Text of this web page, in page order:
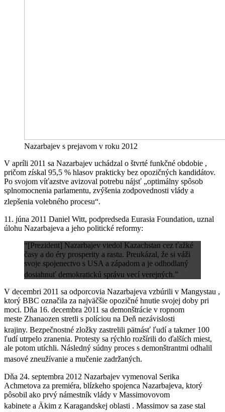
Nazarbajev s prejavom v roku 2012
V apríli 2011 sa Nazarbajev uchádzal o štvrté funkčné obdobie ,
pričom získal 95,5 % hlasov prakticky bez opozičných kandidátov.
Po svojom víťazstve avizoval potrebu nájsť „optimálny spôsob
splnomocnenia parlamentu, zvýšenia zodpovednosti vlády a
zlepšenia volebného procesu“.
11. júna 2011 Daniel Witt, podpredseda Eurasia Foundation, uznal
úlohu Nazarbajeva a jeho politické reformy:
“[Prezident] Nazarbajev viedol Kazachstan cez ťažké
časy a do éry prosperity a rastu. Preukázal, že si váži
svoje spojenectvo s USA a západom a je odhodlaný
dosiahnuť demokratickú správu vecí verejných.”
V decembri 2011 sa odporcovia Nazarbajeva vzbúrili v Mangystau ,
ktorý BBC označila za najväčšie opozičné hnutie svojej doby pri
moci. Dňa 16. decembra 2011 sa demonštrácie v ropnom
meste Zhanaozen stretli s políciou na Deň nezávislosti
krajiny. Bezpečnostné zložky zastrelili pätnásť ľudía takmer 100
ľudí utrpelo zranenia. Protesty sa rýchlo rozšírili do ďalších miest,
ale potom utíchli. Následný súdny proces s demonštrantmi odhalil
masové zneužívanie a mučenie zadržaných.
Dňa 24. septembra 2012 Nazarbajev vymenoval Serika
Achmetova za premiéra, blízkeho spojenca Nazarbajeva, ktorý
pôsobil ako prvý námestník vlády v Massimovovom
kabinete a Äkim z Karagandskej oblasti . Massimov sa zase stal